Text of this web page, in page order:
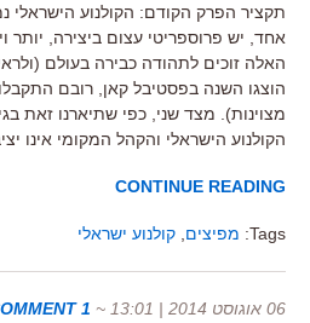
תקציר הפרק הקודם: הקולנוע הישראלי
אחד, יש פרוספריטי עצום ביצירה, יותר
האלה זוכים לתהודה כבירה בעולם
הוצגו השנה בפסטיבל קאן, רובם
מצוינות). מצד שני, כפי שתיארנו זאת
הקולנוע הישראלי והקהל המקומי אינו
CONTINUE READING
Tags: מפיצים קולנוע ישראלי
06 אוגוסט 2014 | 13:01 ~
1 COMMENT